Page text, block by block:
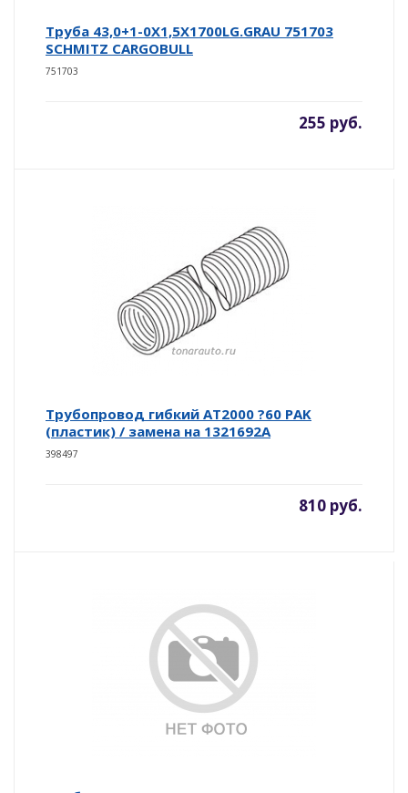
Труба 43,0+1-0X1,5X1700LG.GRAU 751703
SCHMITZ CARGOBULL
751703
255 руб.
Трубопровод гибкий AT2000 ?60 PAK
(пластик) / замена на 1321692A
398497
810 руб.